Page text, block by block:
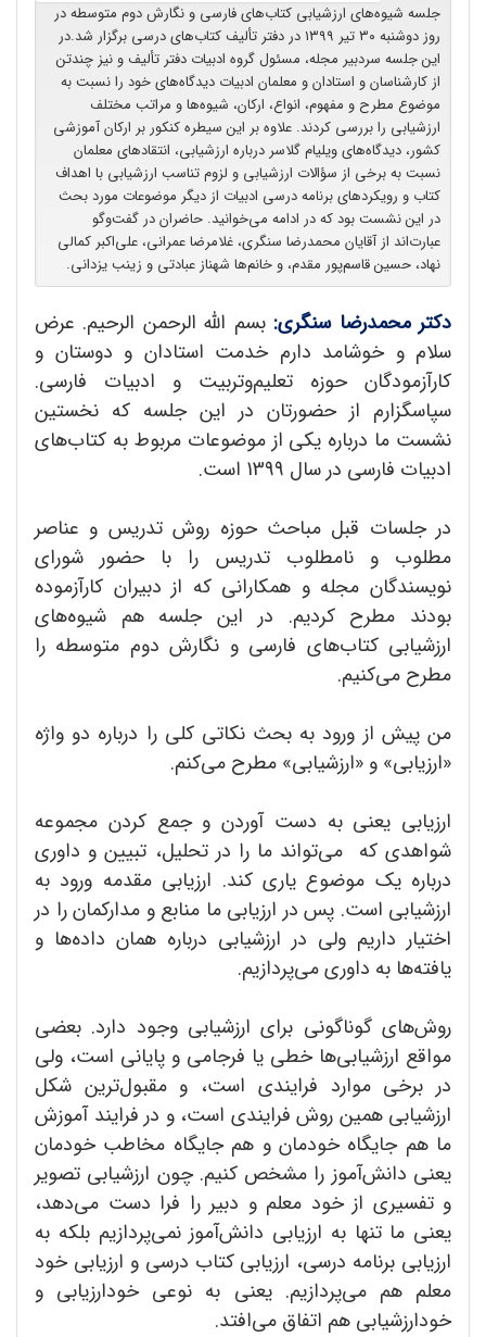
جلسه شیوه‌های ارزشیابی کتاب‌های فارسی و نگارش دوم متوسطه در
روز دوشنبه ۳۰ تیر ۱۳۹۹ در دفتر تألیف کتاب‌های درسی برگزار شد.در
این جلسه سردبیر مجله، مسئول گروه ادبیات دفتر تألیف و نیز چند‌تن
از کارشناسان و استادان و معلمان ادبیات دیدگاه‌های خود را نسبت به
موضوع مطرح و مفهوم، انواع، ارکان، شیوه‌ها و مراتب مختلف
ارزشیابی را بررسی کردند. علاوه بر این سیطره کنکور بر ارکان آموزشی
کشور، دیدگاه‌های ویلیام گلاسر درباره ارزشیابی، انتقاد‌های معلمان
نسبت به برخی از سؤالات ارزشیابی و لزوم تناسب ارزشیابی با اهداف
کتاب و رویکردهای برنامه درسی ادبیات از دیگر موضوعات مورد‌ بحث
در این نشست بود که در ادامه می‌خوانید. حاضران در گفت‌وگو
عبارت‌اند از آقایان محمد‌رضا سنگری، غلامرضا عمرانی، علی‌اکبر کمالی
نهاد، حسین قاسم‌پور مقدم، و خانم‌ها شهناز عبادتی و زینب یزدانی.
دکتر محمدرضا سنگری: بسم ‌الله ‌الرحمن الرحیم. عرض
سلام و خوشامد‌ دارم خدمت استادان و دوستان و
کارآزمودگان حوزه تعلیم‌و‌تربیت و ادبیات فارسی.
سپاسگزارم از حضورتان در این جلسه که نخستین
نشست ما درباره یکی از موضوعات مربوط به کتاب‌های
ادبیات فارسی در سال 1399 است.
در جلسات قبل مباحث حوزه روش تدریس و عناصر
مطلوب و نامطلوب تدریس را با حضور شورای
نویسندگان مجله و همکارانی که از دبیران کارآزموده
بودند مطرح کردیم. در این جلسه هم شیوه‌های
ارزشیابی کتاب‌های فارسی و نگارش دوم متوسطه را
مطرح می‌کنیم.
من پیش از ورود به بحث نکاتی کلی را درباره دو واژه
«ارزیابی» و «ارزشیابی» مطرح می‌کنم.
ارزیابی یعنی به دست آوردن و جمع کردن مجموعه
شواهدی که می‌تواند ما را در تحلیل، تبیین و داوری
درباره یک موضوع یاری کند. ارزیابی مقدمه ورود به
ارزشیابی است. پس در ارزیابی ما منابع و مدارکمان را در
اختیار داریم ولی در ارزشیابی درباره همان داده‌ها و
یافته‌ها به داوری می‌پردازیم.
روش‌های گوناگونی برای ارزشیابی وجود دارد. بعضی
مواقع ارزشیابی‌ها خطی یا فرجامی و پایانی است، ولی
در برخی موارد فرایندی است، و مقبول‌ترین شکل
ارزشیابی همین روش فرایندی است، و در فرایند آموزش
ما هم جایگاه خودمان و هم جایگاه مخاطب خودمان
یعنی دانش‌آ‌موز را مشخص کنیم. چون ارزشیابی تصویر
و تفسیری از خود معلم و دبیر را فرا دست می‌دهد،
یعنی ما تنها به ارزیابی دانش‌آموز نمی‌پردازیم بلکه به
ارزیابی برنامه درسی، ارزیابی کتاب درسی و ارزیابی خود
معلم هم می‌پردازیم. یعنی به نوعی خودارزیابی و
خودارزشیابی هم اتفاق می‌افتد.